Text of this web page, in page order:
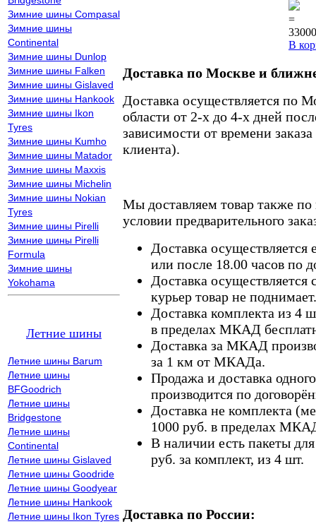
Зимние шины Compasal
Зимние шины
Continental
Зимние шины Dunlop
Зимние шины Falken
Зимние шины Gislaved
Зимние шины Hankook
Зимние шины Ikon
Tyres
Зимние шины Kumho
Зимние шины Matador
Зимние шины Maxxis
Зимние шины Michelin
Зимние шины Nokian
Tyres
Зимние шины Pirelli
Зимние шины Pirelli
Formula
Зимние шины
Yokohama
Летние шины
Летние шины Barum
Летние шины
BFGoodrich
Летние шины
Bridgestone
Летние шины
Continental
Летние шины Gislaved
Летние шины Goodride
Летние шины Goodyear
Летние шины Hankook
Летние шины Ikon Tyres
=
В
Доставка по Москве и
Доставка осуществляется по
области от 2-х до 4-х дней
зависимости от времени
клиента).
Мы доставляем товар также
условии предварительного
Доставка осуществляется
или после 18.00 часов по
Доставка осуществляется
курьер товар не поднимает.
Доставка комплекта из 4
в пределах МКАД
Доставка за МКАД
за 1 км от МКАДа.
Продажа и доставка
производится по
Доставка не комплекта
1000 руб. в пределах
В наличии есть пакеты
руб. за комплект, из 4 шт.
Доставка по России: